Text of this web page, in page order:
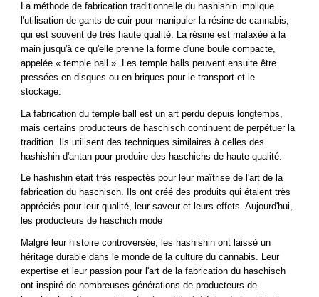
La méthode de fabrication traditionnelle du hashishin implique
l'utilisation de gants de cuir pour manipuler la résine de cannabis,
qui est souvent de très haute qualité. La résine est malaxée à la
main jusqu'à ce qu'elle prenne la forme d'une boule compacte,
appelée « temple ball ». Les temple balls peuvent ensuite être
pressées en disques ou en briques pour le transport et le
stockage.
La fabrication du temple ball est un art perdu depuis longtemps,
mais certains producteurs de haschisch continuent de perpétuer la
tradition. Ils utilisent des techniques similaires à celles des
hashishin d'antan pour produire des haschichs de haute qualité.
Le hashishin était très respectés pour leur maîtrise de l'art de la
fabrication du haschisch. Ils ont créé des produits qui étaient très
appréciés pour leur qualité, leur saveur et leurs effets. Aujourd'hui,
les producteurs de haschich mode
Malgré leur histoire controversée, les hashishin ont laissé un
héritage durable dans le monde de la culture du cannabis. Leur
expertise et leur passion pour l'art de la fabrication du haschisch
ont inspiré de nombreuses générations de producteurs de